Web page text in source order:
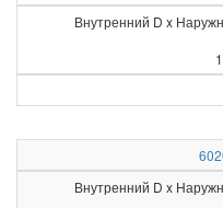
Внутренний D x
Внутренний D x